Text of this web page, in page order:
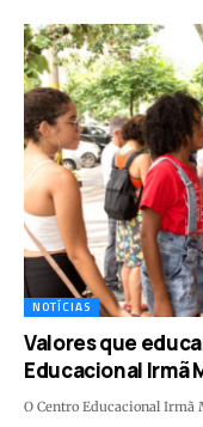
NOTÍCIAS
Valores que
Educacional Irmã
O Centro Educacional Irmã